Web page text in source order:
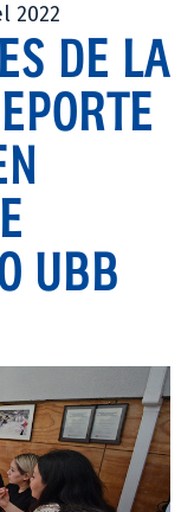
2022
DE LA
UBB